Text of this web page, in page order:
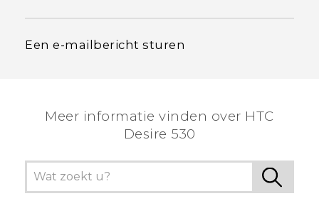
Een e-mailbericht sturen
Meer informatie vinden over HTC
Desire 530